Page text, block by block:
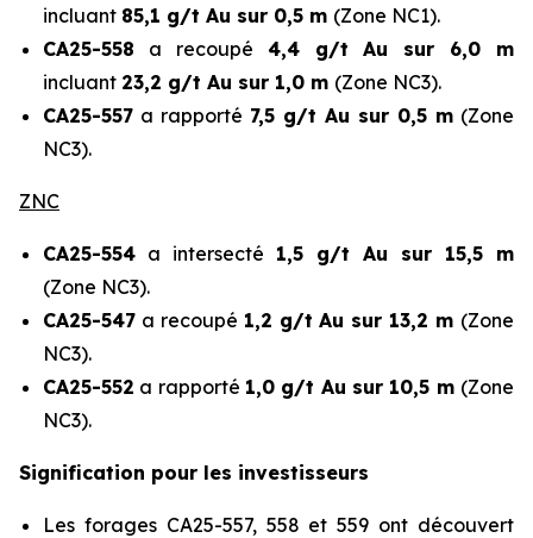
incluant 85,1 g/t Au sur 0,5 m (Zone NC1).
CA25-558 a recoupé 4,4 g/t Au sur 6,0 m
incluant 23,2 g/t Au sur 1,0 m (Zone NC3).
CA25-557 a rapporté 7,5 g/t Au sur 0,5 m (Zone
NC3).
ZNC
CA25-554 a intersecté 1,5 g/t Au sur 15,5 m
(Zone NC3).
CA25-547 a recoupé 1,2 g/t Au sur 13,2 m (Zone
NC3).
CA25-552 a rapporté 1,0 g/t Au sur 10,5 m (Zone
NC3).
Signification pour les investisseurs
Les forages CA25-557, 558 et 559 ont découvert